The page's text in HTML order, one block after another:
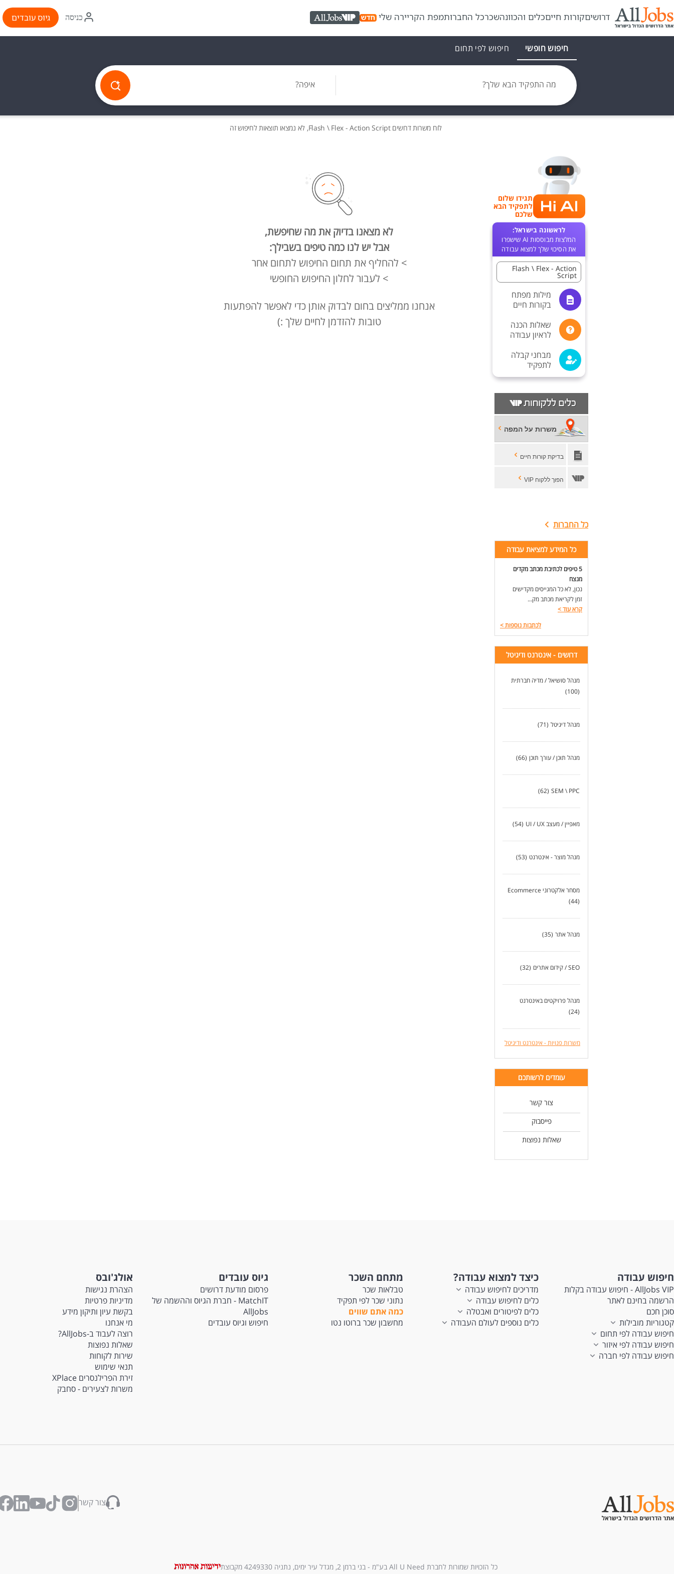
דרושיםקורות חייםכלים והכוונהשכרכל החברותמפת הקריירה שלי AllJobs VIP
איקון
התחברות
כניסה גיוס עובדים
חיפוש חופשי חיפוש לפי תחום
מה התפקיד הבא שלך? איפה?
לוח משרותדרושים Flash \ Flex - Action Script, לא נמצאו תוצאות לחיפוש זה
תגידו שלום
לתפקיד הבא
שלכם
לראשונה בישראל:
המלצות מבוססות AI שישפרו
את הסיכוי שלך למצוא עבודה
Flash \ Flex - Action
Script
מילות מפתח
בקורות חיים
שאלות הכנה
לראיון עבודה
מבחני קבלה
לתפקיד
משרות על המפה
בדיקת קורות חיים
הפוך ללקוח VIP
כל החברות
כל המידע למציאת עבודה
5 טיפים לכתיבת מכתב מקדים
מנצח
נכון, לא כל המגייסים מקדישים
זמן לקריאת מכתב מק...
קרא עוד>
לכתבות נוספות>
דרושים - אינטרנט ודיגיטל
מנהל סושיאל / מדיה חברתית
(100)
מנהל דיגיטל (71)
מנהל תוכן / עורך תוכן (66)
SEM \ PPC
(62)
מאפיין / מעצב UI / UX (54)
מנהל מוצר - אינטרנט (53)
מסחר אלקטרוני Ecommerce
(44)
מנהל אתר (35)
SEO / קידום אתרים (32)
מנהל פרויקטים באינטרנט
(24)
משרות פנויות - אינטרנט ודיגיטל
עומדים לרשותכם
צור קשר
פייסבוק
שאלות נפוצות
לא מצאנו בדיוק את מה שחיפשת,
אבל יש לנו כמה טיפים בשבילך:
> להחליף את תחום החיפוש לתחום אחר
> לעבור לחלון החיפוש החופשי
אנחנו ממליצים בחום לבדוק אותן כדי לאפשר להפתעות
טובות להזדמן לחיים שלך :)
חיפוש עבודה
AllJobs VIP - חיפוש עבודה בקלות
הרשמה בחינם לאתר
סוכן חכם
קטגוריות מובילות
חיפוש עבודה לפי תחום
חיפוש עבודה לפי איזור
חיפוש עבודה לפי חברה
כיצד למצוא עבודה?
מדריכים לחיפוש עבודה
כלים לחיפוש עבודה
כלים לפיטורים ואבטלה
כלים נוספים לעולם העבודה
מתחם השכר
טבלאות שכר
נתוני שכר לפי תפקיד
כמה אתם שווים
מחשבון שכר ברוטו נטו
גיוס עובדים
פרסום מודעת דרושים
MatchIT - חברת הגיוס וההשמה של
AllJobs
חיפוש וגיוס עובדים
אולג'ובס
הצהרת נגישות
מדיניות פרטיות
בקשת עיון ותיקון מידע
מי אנחנו
רוצה לעבוד ב-AllJobs?
שאלות נפוצות
שירות לקוחות
תנאי שימוש
זירת הפרילנסרים XPlace
משרות לצעירים - סחבק
צור קשר
כל הזכויות שמורות לחברת All U Need בע"מ - בני ברמן 2, מגדל עיר ימים, נתניה 4249330 מקבוצת